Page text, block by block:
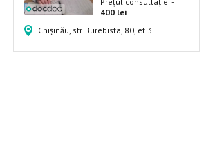
400 lei
Chișinău, str. Burebista, 80, et.3